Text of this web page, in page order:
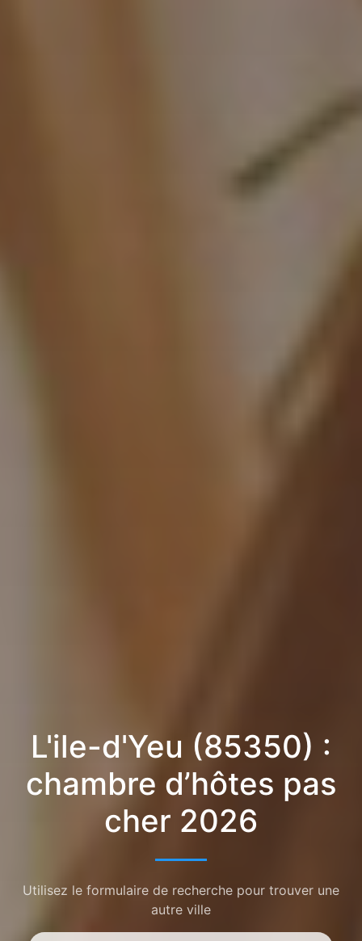
L'ile-d'Yeu (85350) :
chambre d’hôtes pas
cher 2026
Utilisez le formulaire de recherche pour trouver une
autre ville